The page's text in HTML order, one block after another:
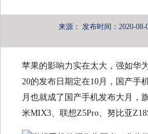
来源： 发布时间：2020-08-
苹果的影响力实在太大，强如华
20的发布日期定在10月，国产手
月也就成了国产手机发布大月，
米MIX3、联想Z5Pro、努比亚